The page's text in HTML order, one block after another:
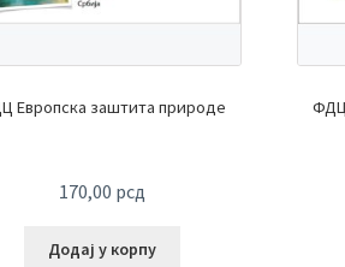
Европска заштита природе
170,00 рсд
Додај у корпу
ФДЦ